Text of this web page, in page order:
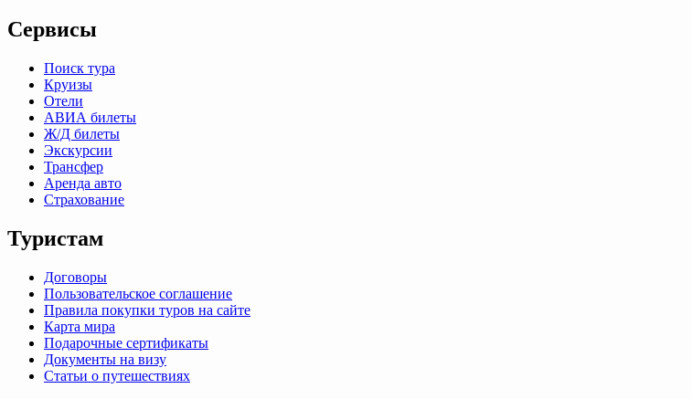
Сервисы
Поиск тура
Круизы
Отели
АВИА билеты
Ж/Д билеты
Экскурсии
Трансфер
Аренда авто
Страхование
Туристам
Договоры
Пользовательское соглашение
Правила покупки туров на сайте
Карта мира
Подарочные сертификаты
Документы на визу
Статьи о путешествиях